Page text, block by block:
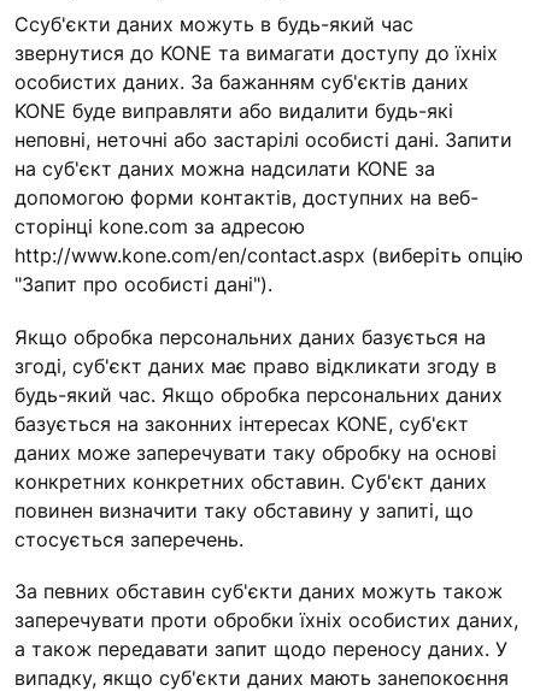
Ссуб'єкти даних можуть в будь-який час
звернутися до KONE та вимагати доступу до їхніх
особистих даних. За бажанням суб'єктів даних
KONE буде виправляти або видалити будь-які
неповні, неточні або застарілі особисті дані. Запити
на суб'єкт даних можна надсилати KONE за
допомогою форми контактів, доступних на веб-
сторінці kone.com за адресою
http://www.kone.com/en/contact.aspx (виберіть опцію
"Запит про особисті дані").
Якщо обробка персональних даних базується на
згоді, суб'єкт даних має право відкликати згоду в
будь-який час. Якщо обробка персональних даних
базується на законних інтересах KONE, суб'єкт
даних може заперечувати таку обробку на основі
конкретних конкретних обставин. Суб'єкт даних
повинен визначити таку обставину у запиті, що
стосується заперечень.
За певних обставин суб'єкти даних можуть також
заперечувати проти обробки їхніх особистих даних,
а також передавати запит щодо переносу даних. У
випадку, якщо суб'єкти даних мають занепокоєння